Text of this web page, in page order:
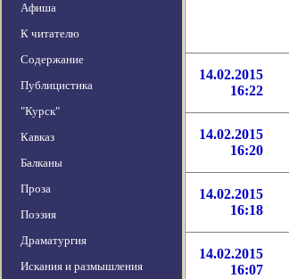
Афиша
К читателю
Содержание
Публицистика
"Курск"
Кавказ
Балканы
Проза
Поэзия
Драматургия
Искания и размышления
14.02.2015
16:22
14.02.2015
16:20
14.02.2015
16:18
14.02.2015
16:07